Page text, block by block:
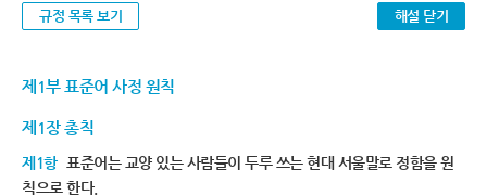
규정 목록 보기 해설 닫기
제1부 표준어 사정 원칙
제1장 총칙
제1항 표준어는 교양 있는 사람들이 두루 쓰는 현대 서울말로 정함을 원
칙으로 한다.